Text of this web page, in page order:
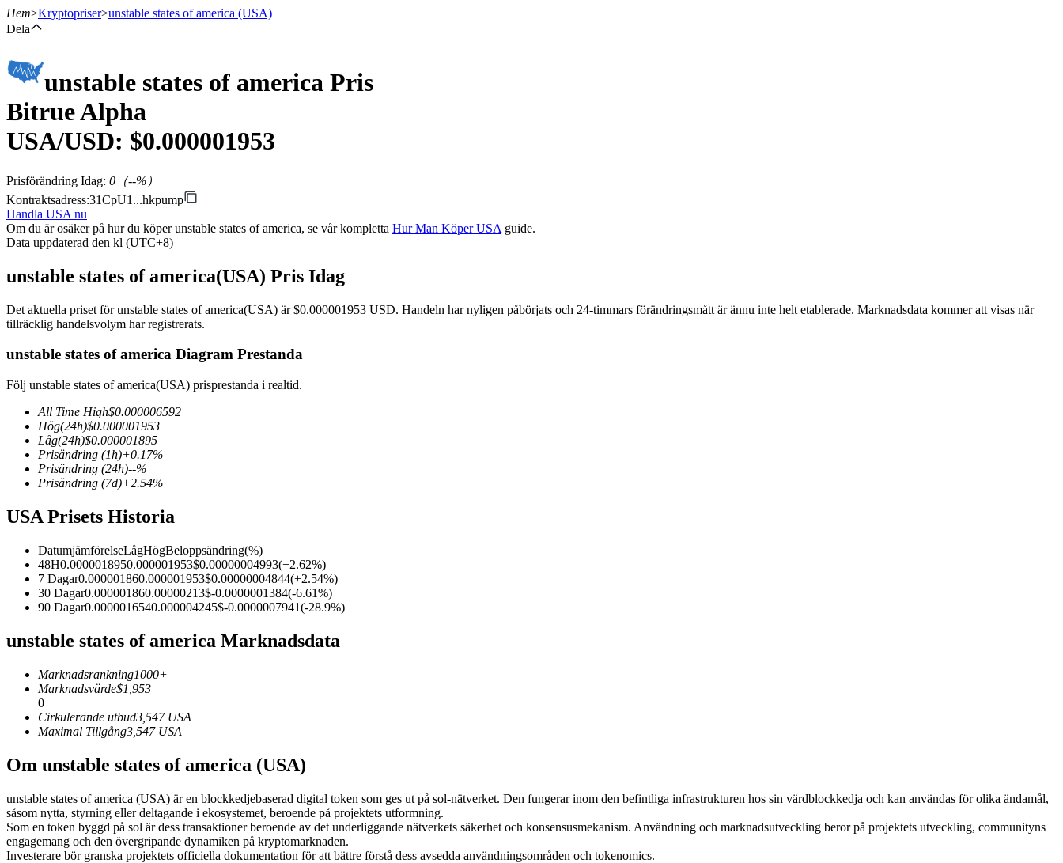
Terminer
USDT Futures
COIN-M Futures
Futures för kryptovaluta
TradFi
USDC Futures
Futures med USDC som säkerhet
Hem>Kryptopriser>unstable states of america (USA)
Dela
unstable states of america Pris
Bitrue Alpha
USA/USD: $0.000001953
Prisförändring Idag: 0 （--%）
Kontraktsadress:31CpU1...hkpump
Handla USA nu
Om du är osäker på hur du köper unstable states of america, se vår kompletta Hur Man Köper USA guide.
Data uppdaterad den kl (UTC+8)
unstable states of america(USA) Pris Idag
Det aktuella priset för unstable states of america(USA) är $0.000001953 USD. Handeln har nyligen påbörjats och 24-timmars förändringsmått är ännu inte helt etablerade. Marknadsdata kommer att visas när
tillräcklig handelsvolym har registrerats.
unstable states of america Diagram Prestanda
Följ unstable states of america(USA) prisprestanda i realtid.
All Time High$0.000006592
Hög(24h)$0.000001953
Låg(24h)$0.000001895
Prisändring (1h)+0.17%
Prisändring (24h)--%
Prisändring (7d)+2.54%
USA Prisets Historia
DatumjämförelseLågHögBeloppsändring(%)
48H0.0000018950.000001953$0.00000004993(+2.62%)
7 Dagar0.000001860.000001953$0.00000004844(+2.54%)
30 Dagar0.000001860.00000213$-0.0000001384(-6.61%)
90 Dagar0.0000016540.000004245$-0.0000007941(-28.9%)
unstable states of america Marknadsdata
Marknadsrankning1000+
Marknadsvärde$1,953
0
Cirkulerande utbud3,547 USA
Maximal Tillgång3,547 USA
Om unstable states of america (USA)
unstable states of america (USA) är en blockkedjebaserad digital token som ges ut på sol-nätverket. Den fungerar inom den befintliga infrastrukturen hos sin värdblockkedja och kan användas för olika ändamål,
såsom nytta, styrning eller deltagande i ekosystemet, beroende på projektets utformning.
Som en token byggd på sol är dess transaktioner beroende av det underliggande nätverkets säkerhet och konsensusmekanism. Användning och marknadsutveckling beror på projektets utveckling, communityns
engagemang och den övergripande dynamiken på kryptomarknaden.
Investerare bör granska projektets officiella dokumentation för att bättre förstå dess avsedda användningsområden och tokenomics.